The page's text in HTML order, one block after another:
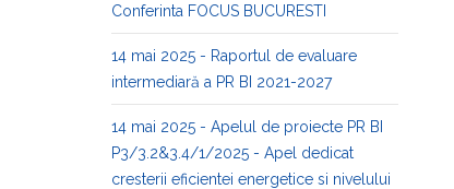
Conferinta FOCUS BUCURESTI
14 mai 2025 - Raportul de evaluare
intermediară a PR BI 2021-2027
14 mai 2025 - Apelul de proiecte PR BI
P3/3.2&3.4/1/2025 - Apel dedicat
cresterii eficientei energetice si nivelului